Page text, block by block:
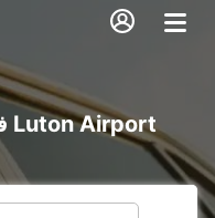
تأجير voiture و utilitaire في Luton Airport